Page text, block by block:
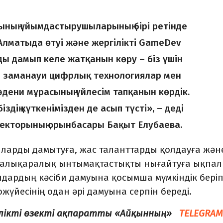
ұйымдастырушыларының бірі ретінде
өтуі және жергілікті GameDev
дамып келе жатқанын көру – біз үшін
цифрлық технологиялар мен
мұрасының үйлесім тапқанын көрдік.
күткенімізден де асып түсті», – деді
орынбасары Бақыт Елубаева.
дамытуға, жас таланттарды қолдауға
ынтымақтастықты нығайтуға ықпал
кәсіби дамуына қосымша мүмкіндік
одан әрі дамуына серпін береді.
өзекті ақпаратты «Айқынның»
TELEGRAM